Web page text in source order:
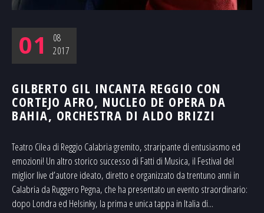
01
08
2017
GILBERTO GIL INCANTA REGGIO CON
CORTEJO AFRO, NUCLEO DE OPERA DA
BAHIA, ORCHESTRA DI ALDO BRIZZI
Teatro Cilea di Reggio Calabria gremito, straripante di entusiasmo ed
emozioni! Un altro storico successo di Fatti di Musica, il Festival del
miglior live d’autore ideato, diretto e organizzato da trentuno anni in
Calabria da Ruggero Pegna, che ha presentato un evento straordinario:
dopo Londra ed Helsinky, la prima e unica tappa in Italia di...